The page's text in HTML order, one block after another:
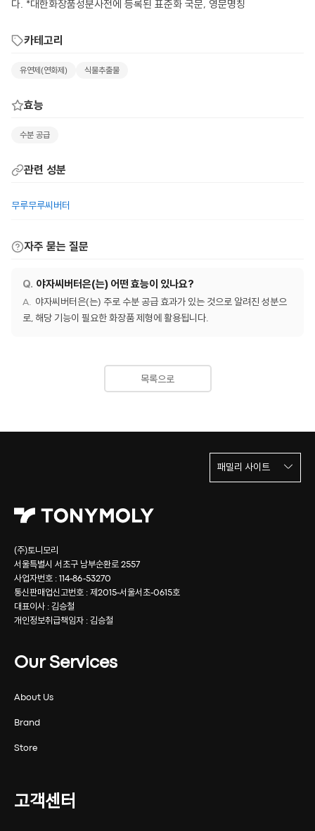
다. *대한화장품성분사전에 등록된 표준화 국문, 영문명칭
카테고리
유연제(연화제) 식물추출물
효능
수분 공급
관련 성분
무루무루씨버터
자주 묻는 질문
야자씨버터은(는) 어떤 효능이 있나요?
야자씨버터은(는) 주로 수분 공급 효과가 있는 것으로 알려진 성분으
로, 해당 기능이 필요한 화장품 제형에 활용됩니다.
목록으로
(주)토니모리
서울특별시 서초구 남부순환로 2557
사업자번호 : 114-86-53270
통신판매업신고번호 : 제2015-서울서초-0615호
대표이사 : 김승철
개인정보취급책임자 : 김승철
Our Services
About Us
Brand
Store
고객센터
패밀리 사이트